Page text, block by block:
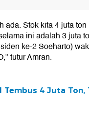
ada. Stok kita 4 juta
ini adalah 3 juta
ke-2 Soeharto)
tutur Amran.
Tembus 4 Juta